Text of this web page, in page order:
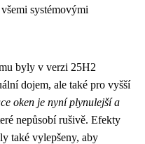
systémovými
byly v verzi 25H2
dojem, ale také pro vyšší
oken je nyní plynulejší a
nepůsobí rušivě. Efekty
také vylepšeny, aby